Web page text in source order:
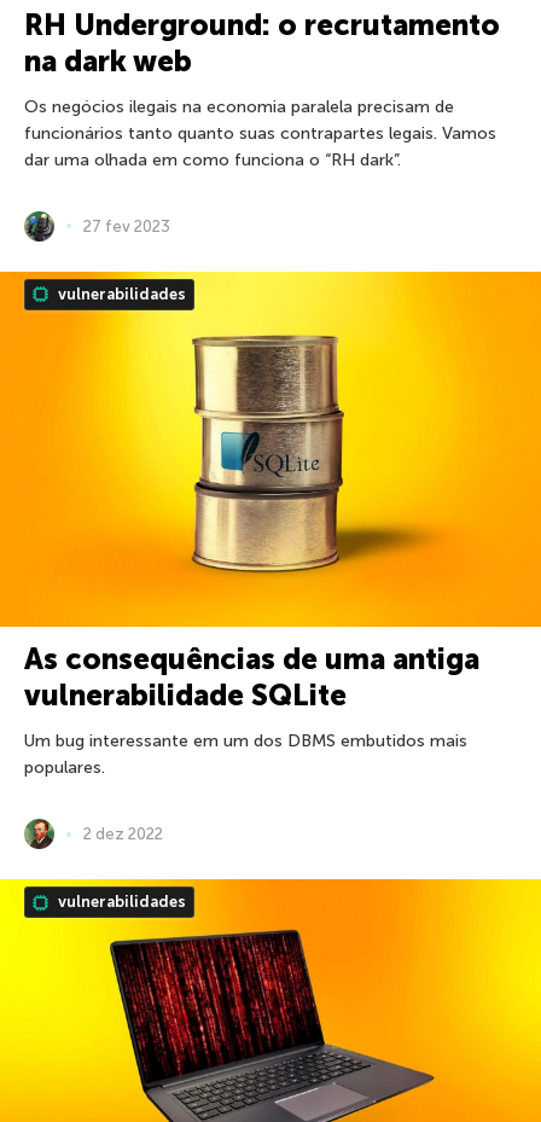
RH Underground: o recrutamento
na dark web
Os negócios ilegais na economia paralela precisam de
funcionários tanto quanto suas contrapartes legais. Vamos
dar uma olhada em como funciona o “RH dark”.
27 fev 2023
vulnerabilidades
As consequências de uma antiga
vulnerabilidade SQLite
Um bug interessante em um dos DBMS embutidos mais
populares.
2 dez 2022
vulnerabilidades